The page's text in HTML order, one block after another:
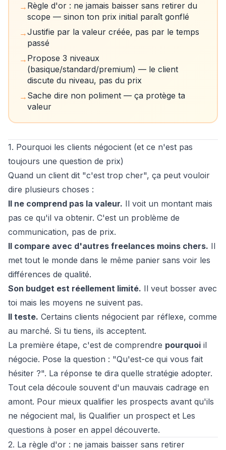
→ Règle d'or : ne jamais baisser sans retirer du
scope — sinon ton prix initial paraît gonflé
→Justifie par la valeur créée, pas par le temps
passé
→ Propose 3 niveaux
(basique/standard/premium) — le client
discute du niveau, pas du prix
→ Sache dire non poliment — ça protège ta
valeur
1. Pourquoi les clients négocient (et ce n'est pas
toujours une question de prix)
Quand un client dit "c'est trop cher", ça peut vouloir
dire plusieurs choses :
Il ne comprend pas la valeur. Il voit un montant mais
pas ce qu'il va obtenir. C'est un problème de
communication, pas de prix.
Il compare avec d'autres freelances moins chers. Il
met tout le monde dans le même panier sans voir les
différences de qualité.
Son budget est réellement limité. Il veut bosser avec
toi mais les moyens ne suivent pas.
Il teste. Certains clients négocient par réflexe, comme
au marché. Si tu tiens, ils acceptent.
La première étape, c'est de comprendre pourquoi il
négocie. Pose la question : "Qu'est-ce qui vous fait
hésiter ?". La réponse te dira quelle stratégie adopter.
Tout cela découle souvent d'un mauvais cadrage en
amont. Pour mieux qualifier les prospects avant qu'ils
ne négocient mal, lis Qualifier un prospect et Les
questions à poser en appel découverte.
2. La règle d'or : ne jamais baisser sans retirer